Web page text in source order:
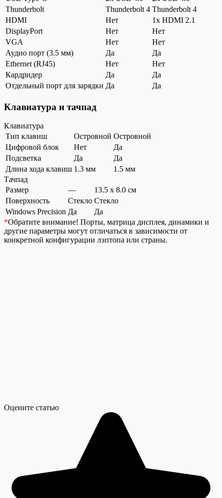
Thunderbolt
Thunderbolt 4 Thunderbolt 4
HDMI
Нет
1x HDMI 2.1
DisplayPort
Нет
Нет
VGA
Нет
Нет
Аудио порт (3.5 мм)
Да
Да
Ethernet (RJ45)
Нет
Нет
Кардридер
Да
Да
Отдельный порт для зарядки Да Да
Клавиатура и тачпад
Клавиатура
Тип клавиш
Островной Островной
Цифровой блок
Нет
Да
Подсветка
Да
Да
Длина хода клавиш 1.3 мм
1.5 мм
Тачпад
Размер
—
13.5 x 8.0 см
Поверхность
Стекло Стекло
Windows Precision Да
Да
*Обратите внимание! Порты, матрица дисплея, динамики и
другие параметры могут отличаться в зависимости от
конкретной конфигурации лэптопа или страны.
Оцените статью